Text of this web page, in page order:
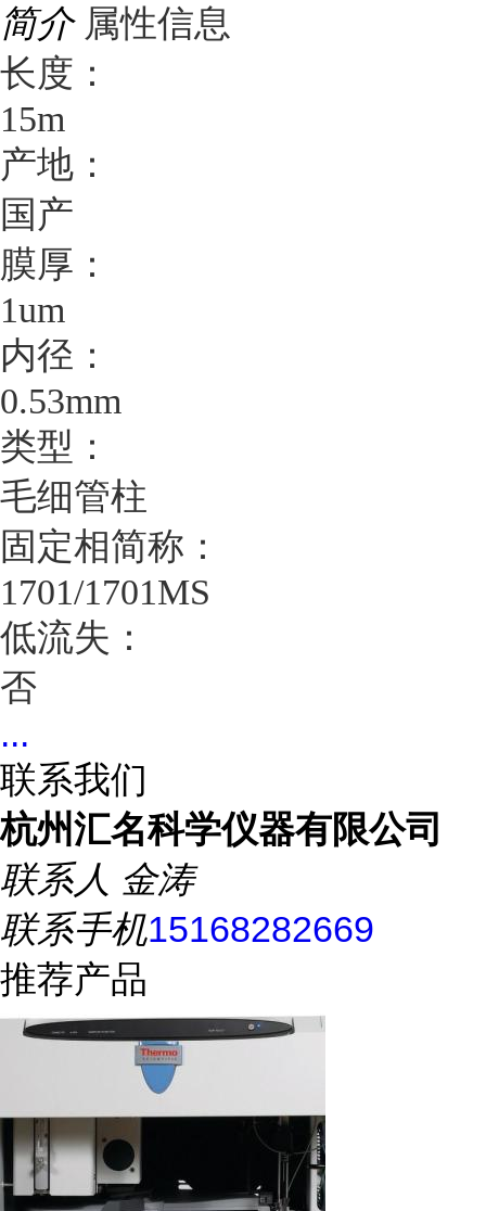
简介 属性信息
长度：
15m
产地：
国产
膜厚：
1um
内径：
0.53mm
类型：
毛细管柱
固定相简称：
1701/1701MS
低流失：
否
...
联系我们
杭州汇名科学仪器有限公司
联系人 金涛
联系手机15168282669
推荐产品